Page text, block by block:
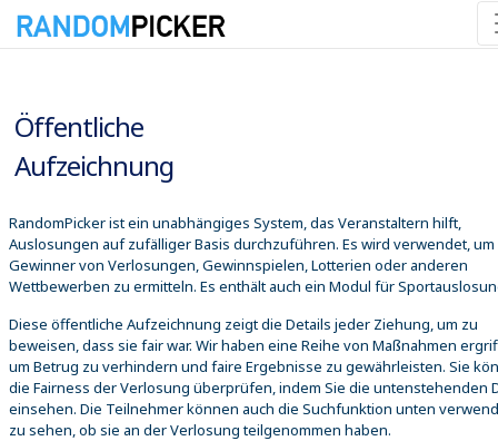
Öffentliche
Aufzeichnung
RandomPicker ist ein unabhängiges System, das Veranstaltern hilft,
Auslosungen auf zufälliger Basis durchzuführen. Es wird verwendet, um
Gewinner von Verlosungen, Gewinnspielen, Lotterien oder anderen
Wettbewerben zu ermitteln. Es enthält auch ein Modul für
Diese öffentliche Aufzeichnung zeigt die Details jeder Ziehung, um zu
beweisen, dass sie fair war. Wir haben eine Reihe von Maßnahmen
um Betrug zu verhindern und faire Ergebnisse zu gewährleisten. Sie
die Fairness der Verlosung überprüfen, indem Sie die untenstehenden
einsehen. Die Teilnehmer können auch die Suchfunktion unten
zu sehen, ob sie an der Verlosung teilgenommen haben.